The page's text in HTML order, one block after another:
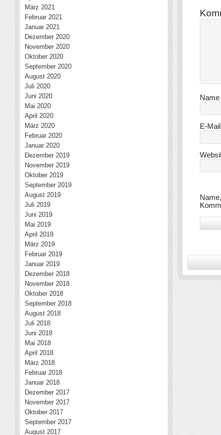
Name
E-
März 2021
Februar 2021
Januar 2021
Dezember 2020
November 2020
Oktober 2020
September 2020
August 2020
Juli 2020
Juni 2020
Mai 2020
April 2020
März 2020
Februar 2020
Januar 2020
Dezember 2019
November 2019
Oktober 2019
September 2019
August 2019
Juli 2019
Juni 2019
Mai 2019
April 2019
März 2019
Februar 2019
Januar 2019
Dezember 2018
November 2018
Oktober 2018
September 2018
August 2018
Juli 2018
Juni 2018
Mai 2018
April 2018
März 2018
Februar 2018
Januar 2018
Dezember 2017
November 2017
Oktober 2017
September 2017
August 2017